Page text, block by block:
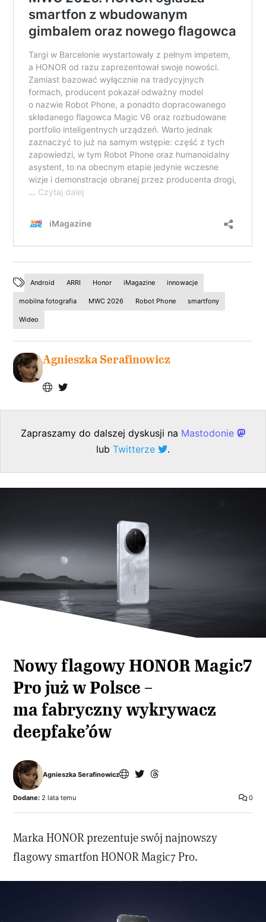
Android ARRI Honor iMagazine innowacje
mobilna fotografia MWC 2026 Robot Phone smartfony
Wideo
Agnieszka Serafinowicz
Zapraszamy do dalszej dyskusji na Mastodonie
lub Twitterze .
Nowy flagowy HONOR Magic7
Pro już w Polsce –
ma fabryczny wykrywacz
deepfake’ów
Agnieszka Serafinowicz
0
Dodane: 2 lata temu
Marka HONOR prezentuje swój najnowszy
flagowy smartfon HONOR Magic7 Pro.